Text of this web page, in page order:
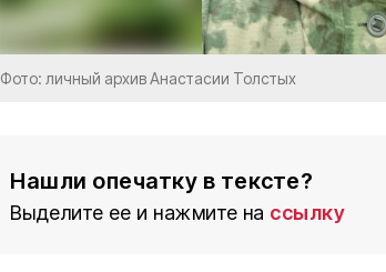
Фото: личный архив Анастасии Толстых
Нашли опечатку в тексте?
Выделите ее и нажмите на ссылку